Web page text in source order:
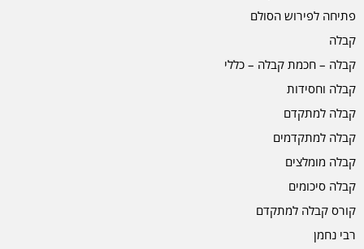
פתיחה לפירוש הסולם
קבלה
קבלה – חכמת קבלה – כללי
קבלה וחסידות
קבלה למתקדם
קבלה למתקדמים
קבלה מומלצים
קבלה סיכומים
קורס קבלה למתקדם
רבי נחמן